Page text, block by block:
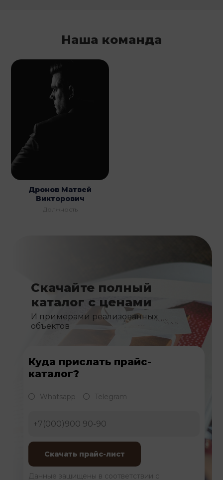
Наша команда
Дронов Матвей
Викторович
Должность
Скачайте полный
каталог с ценами
И примерами реализованных
объектов
Куда прислать прайс-
каталог?
Whatsapp Telegram
Данные защищены в соответствии с